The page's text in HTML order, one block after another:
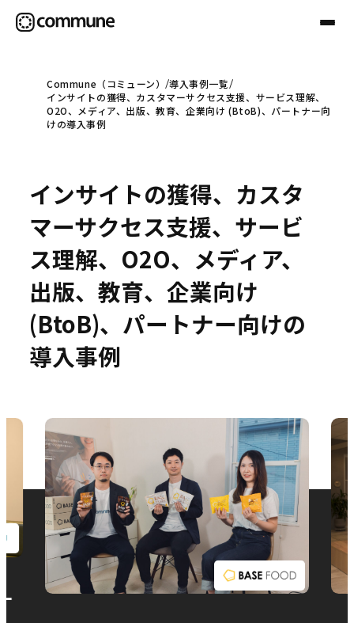
Communeについて
事例
セミナー
お役立ち情報
Commune（コミューン）
導入事例一覧
インサイトの獲得、カスタマーサクセス支援、サービス理解、
O2O、メディア、出版、教育、企業向け (BtoB)、パートナー向
けの導入事例
インサイトの獲得、カスタ
マーサクセス支援、サービ
ス理解、O2O、メディア、
出版、教育、企業向け
(BtoB)、パートナー向けの
導入事例